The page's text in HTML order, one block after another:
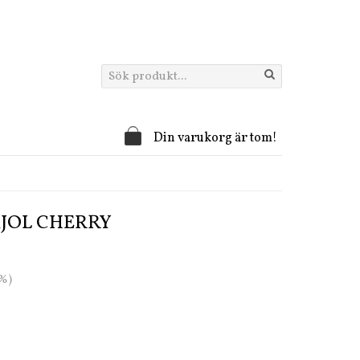
Din varukorg är tom!
CHERRY